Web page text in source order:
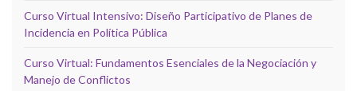
Curso Virtual Intensivo: Diseño Participativo de Planes de
Incidencia en Política Pública
Curso Virtual: Fundamentos Esenciales de la Negociación y
Manejo de Conflictos